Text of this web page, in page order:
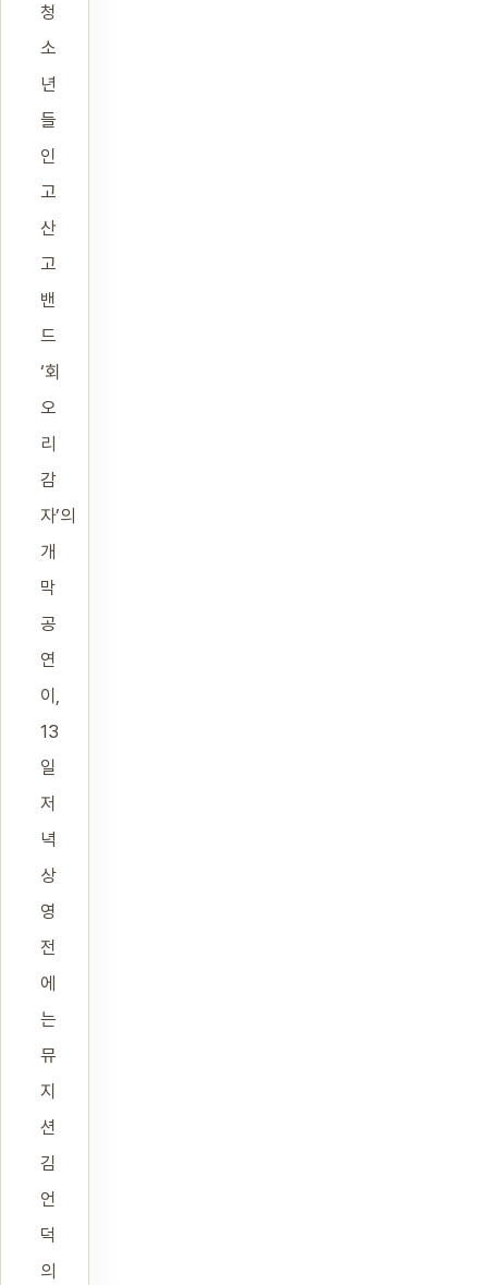
청
소
년
들
인
고
산
고
밴
드
‘회
오
리
감
자’의
개
막
공
연
이,
13
일
저
녁
상
영
전
에
는
뮤
지
션
김
언
덕
의